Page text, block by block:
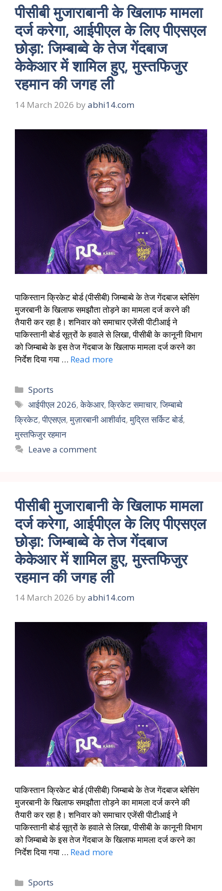
पीसीबी मुजाराबानी के खिलाफ मामला
दर्ज करेगा, आईपीएल के लिए पीएसएल
छोड़ा: जिम्बाब्वे के तेज गेंदबाज
केकेआर में शामिल हुए, मुस्तफिजुर
रहमान की जगह ली
14 March 2026 by abhi14.com
पाकिस्तान क्रिकेट बोर्ड (पीसीबी) जिम्बाब्वे के तेज गेंदबाज ब्लेसिंग
मुजरबानी के खिलाफ समझौता तोड़ने का मामला दर्ज करने की
तैयारी कर रहा है। शनिवार को समाचार एजेंसी पीटीआई ने
पाकिस्तानी बोर्ड सूत्रों के हवाले से लिखा, पीसीबी के कानूनी विभाग
को जिम्बाब्वे के इस तेज गेंदबाज के खिलाफ मामला दर्ज करने का
निर्देश दिया गया … Read more
Sports
आईपीएल 2026,केकेआर,क्रिकेट समाचार,जिम्बाब्वे
क्रिकेट,पीएसएल,मुज़ारबानी आशीर्वाद,मुद्रित सर्किट बोर्ड,
मुस्तफिजुर रहमान
Leave a comment
पीसीबी मुजाराबानी के खिलाफ मामला
दर्ज करेगा, आईपीएल के लिए पीएसएल
छोड़ा: जिम्बाब्वे के तेज गेंदबाज
केकेआर में शामिल हुए, मुस्तफिजुर
रहमान की जगह ली
14 March 2026 by abhi14.com
पाकिस्तान क्रिकेट बोर्ड (पीसीबी) जिम्बाब्वे के तेज गेंदबाज ब्लेसिंग
मुजरबानी के खिलाफ समझौता तोड़ने का मामला दर्ज करने की
तैयारी कर रहा है। शनिवार को समाचार एजेंसी पीटीआई ने
पाकिस्तानी बोर्ड सूत्रों के हवाले से लिखा, पीसीबी के कानूनी विभाग
को जिम्बाब्वे के इस तेज गेंदबाज के खिलाफ मामला दर्ज करने का
निर्देश दिया गया … Read more
Sports